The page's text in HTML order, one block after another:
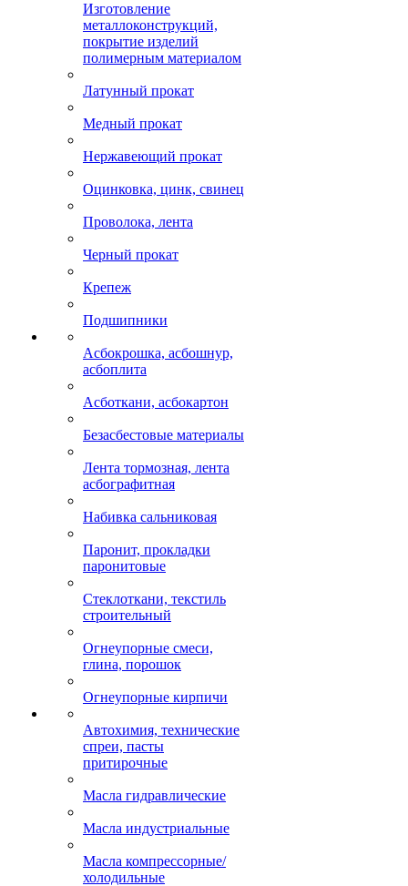
Изготовление
металлоконструкций,
покрытие изделий
полимерным материалом
Латунный прокат
Медный прокат
Нержавеющий прокат
Оцинковка, цинк, свинец
Проволока, лента
Черный прокат
Крепеж
Подшипники
Асбокрошка, асбошнур,
асбоплита
Асботкани, асбокартон
Безасбестовые материалы
Лента тормозная, лента
асбографитная
Набивка сальниковая
Паронит, прокладки
паронитовые
Стеклоткани, текстиль
строительный
Огнеупорные смеси,
глина, порошок
Огнеупорные кирпичи
Автохимия, технические
спреи, пасты
притирочные
Масла гидравлические
Масла индустриальные
Масла компрессорные/
холодильные